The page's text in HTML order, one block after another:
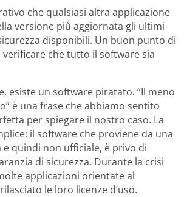
che qualsiasi altra applicazione
versione più aggiornata gli ultimi
disponibili. Un buon punto di
che tutto il software sia
esiste un software piratato. “Il meno
è una frase che abbiamo sentito
per spiegare il nostro caso. La
il software che proviene da una
quindi non ufficiale, è privo di
di sicurezza. Durante la crisi
applicazioni orientate al
le loro licenze d’uso.